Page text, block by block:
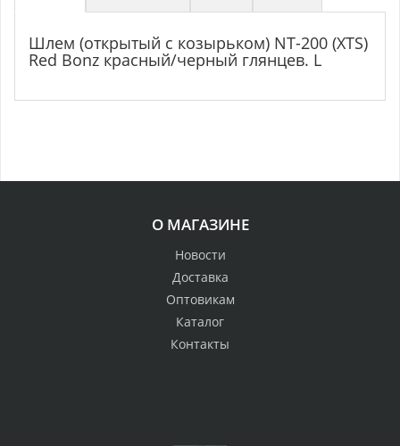
Шлем (открытый с козырьком) NТ-200 (XTS)
Red Bonz красный/черный глянцев. L
О МАГАЗИНЕ
Новости
Доставка
Оптовикам
Каталог
Контакты